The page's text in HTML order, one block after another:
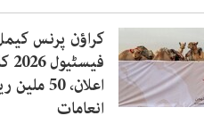
کراؤن پرنس
اعلان، 50
انعامات